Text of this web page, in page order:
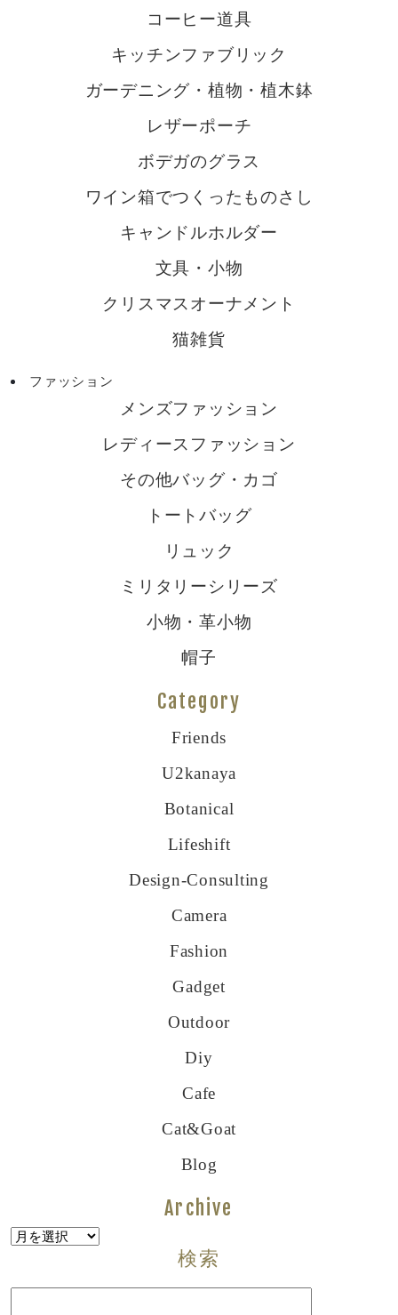
コーヒー道具
キッチンファブリック
ガーデニング・植物・植木鉢
レザーポーチ
ボデガのグラス
ワイン箱でつくったものさし
キャンドルホルダー
文具・小物
クリスマスオーナメント
猫雑貨
ファッション
メンズファッション
レディースファッション
その他バッグ・カゴ
トートバッグ
リュック
ミリタリーシリーズ
小物・革小物
帽子
Category
Friends
U2kanaya
Botanical
Lifeshift
Design-Consulting
Camera
Fashion
Gadget
Outdoor
Diy
Cafe
Cat&goat
Blog
Archive
Archive
検索